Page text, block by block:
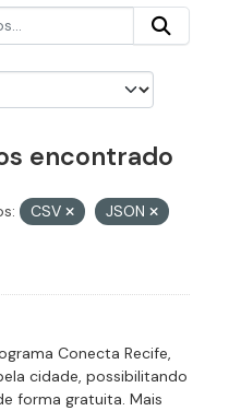
encontrado
CSV
JSON
Conecta Recife,
cidade, possibilitando
forma gratuita. Mais